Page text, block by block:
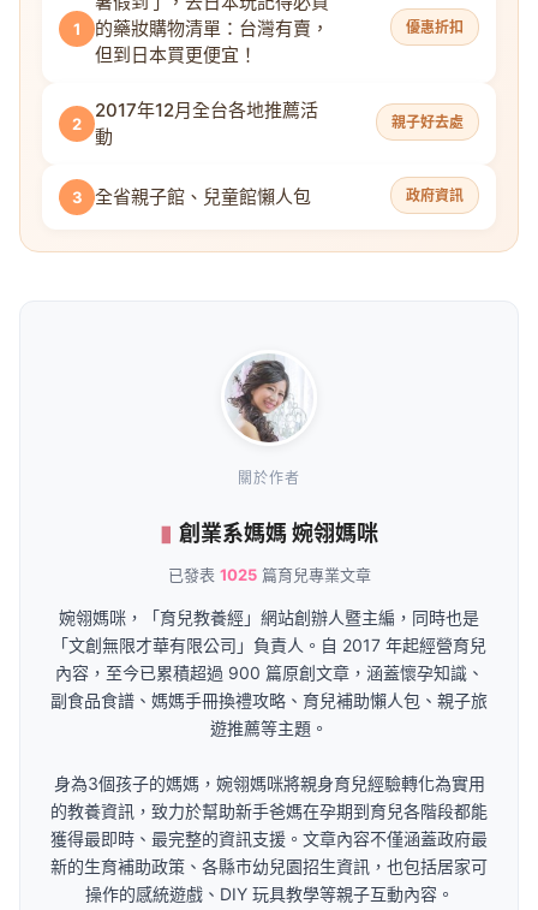
1
的藥妝購物清單：台灣有賣，
但到日本買更便宜！
優惠折扣
2
2017年12月全台各地推薦活
動
親子好去處
3 全省親子館、兒童館懶人包 政府資訊
關於作者
創業系媽媽 婉翎媽咪
已發表 1025篇育兒專業文章
婉翎媽咪，「育兒教養經」網站創辦人暨主編，同時也是
「文創無限才華有限公司」負責人。自 2017 年起經營育兒
內容，至今已累積超過 900 篇原創文章，涵蓋懷孕知識、
副食品食譜、媽媽手冊換禮攻略、育兒補助懶人包、親子旅
遊推薦等主題。
身為3個孩子的媽媽，婉翎媽咪將親身育兒經驗轉化為實用
的教養資訊，致力於幫助新手爸媽在孕期到育兒各階段都能
獲得最即時、最完整的資訊支援。文章內容不僅涵蓋政府最
新的生育補助政策、各縣市幼兒園招生資訊，也包括居家可
操作的感統遊戲、DIY 玩具教學等親子互動內容。